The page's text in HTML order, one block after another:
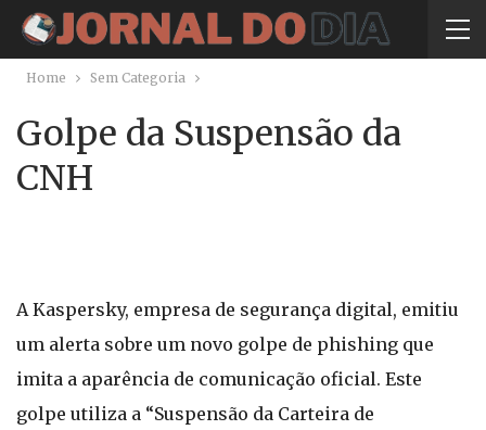
Home Sem Categoria
Golpe da Suspensão da
CNH
A Kaspersky, empresa de segurança digital, emitiu
um alerta sobre um novo golpe de phishing que
imita a aparência de comunicação oficial. Este
golpe utiliza a “Suspensão da Carteira de